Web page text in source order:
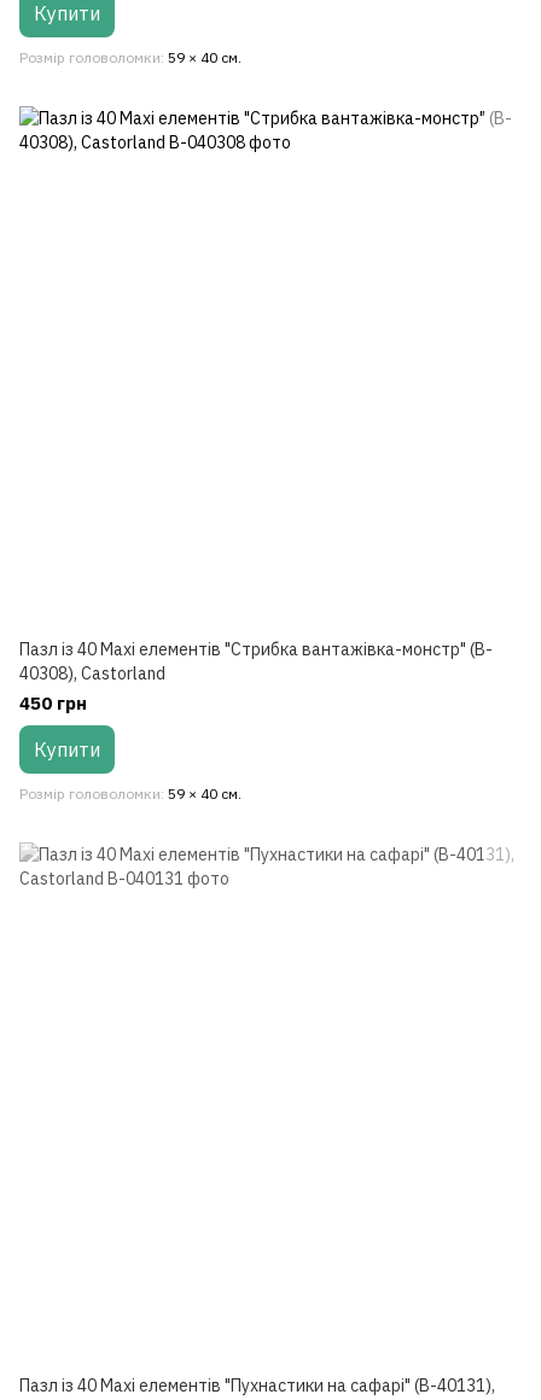
Купити
Розмір головоломки 59 × 40 см.
Пазл із 40 Maxi елементів "Стрибка вантажівка-монстр" (B-
40308), Castorland
450 грн
Купити
Розмір головоломки 59 × 40 см.
Пазл із 40 Maxi елементів "Пухнастики на сафарі" (B-40131),